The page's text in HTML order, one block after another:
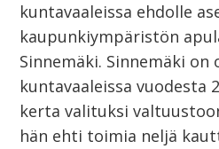
kuntavaaleissa ehdolle
kaupunkiympäristön
Sinnemäki. Sinnemäki
kuntavaaleissa vuodesta
kerta valituksi
hän ehti toimia neljä